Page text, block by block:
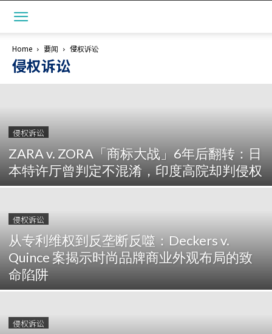
Home 要闻 侵权诉讼
侵权诉讼
侵权诉讼
ZARA v. ZORA「商标大战」6年后翻转：日
本特许厅曾判定不混淆，印度高院却判侵权
侵权诉讼
从专利维权到反垄断反噬：Deckers v.
Quince 案揭示时尚品牌商业外观布局的致
命陷阱
侵权诉讼